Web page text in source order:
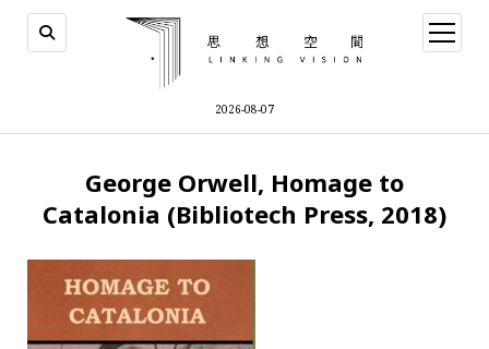
2026-08-07
open
menu
George Orwell, Homage to
Catalonia (Bibliotech Press, 2018)